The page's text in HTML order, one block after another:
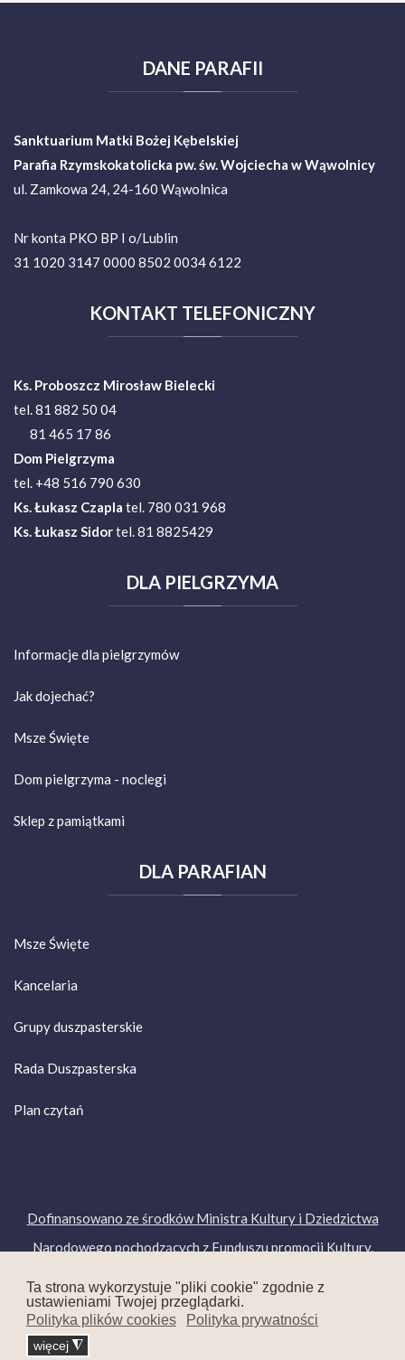
Ta strona wykorzystuje "pliki cookie" zgodnie z
ustawieniami Twojej przeglądarki.
Polityka plików cookies
Polityka prywatności
więcej ◮
DANE PARAFII
Sanktuarium Matki Bożej Kębelskiej
Parafia Rzymskokatolicka pw. św. Wojciecha w Wąwolnicy
ul. Zamkowa 24, 24-160 Wąwolnica
Nr konta PKO BP I o/Lublin
31 1020 3147 0000 8502 0034 6122
KONTAKT TELEFONICZNY
Ks. Proboszcz Mirosław Bielecki
tel. 81 882 50 04
81 465 17 86
Dom Pielgrzyma
tel. +48 516 790 630
Ks.Łukasz Czapla tel. 780 031 968
Ks. Łukasz Sidortel. 81 8825429
DLA PIELGRZYMA
Informacje dla pielgrzymów
Jak dojechać?
Msze Święte
Dom pielgrzyma - noclegi
Sklep z pamiątkami
DLAPARAFIAN
Msze Święte
Kancelaria
Grupy duszpasterskie
Rada Duszpasterska
Plan czytań
Dofinansowano ze środków Ministra Kultury i Dziedzictwa
Narodowego pochodzących z Funduszu promocji Kultury.